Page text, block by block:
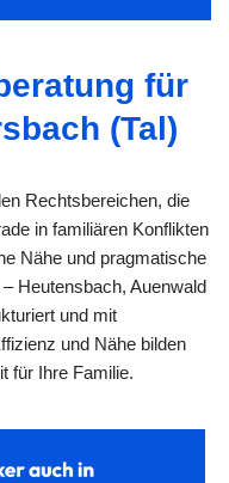
für
(Tal)
Rechtsbereichen, die
in familiären Konflikten
Nähe und pragmatische
Heutensbach, Auenwald
und mit
und Nähe bilden
für Ihre Familie.